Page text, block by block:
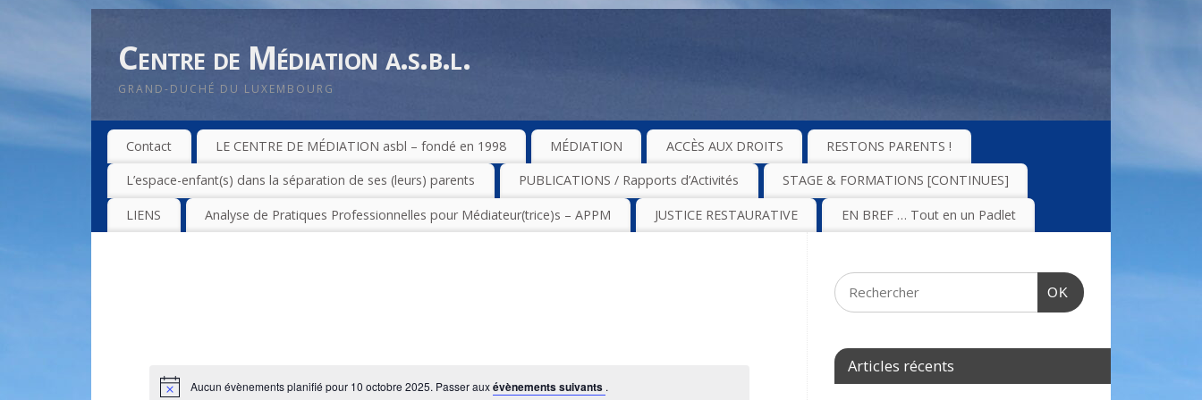
Centre de Médiation a.s.b.l.
GRAND-DUCHÉ DU LUXEMBOURG
Contact LE CENTRE DE MÉDIATION asbl – fondé en 1998 MÉDIATION ACCÈS AUX DROITS RESTONS PARENTS !
L’espace-enfant(s) dans la séparation de ses (leurs) parents PUBLICATIONS / Rapports d’Activités STAGE & FORMATIONS [CONTINUES]
LIENS Analyse de Pratiques Professionnelles pour Médiateur(trice)s – APPM JUSTICE RESTAURATIVE EN BREF … Tout en un Padlet
Notice Aucun évènements planifié pour 10 octobre 2025. Passer auxévènements suivants .
OK
Articles récents